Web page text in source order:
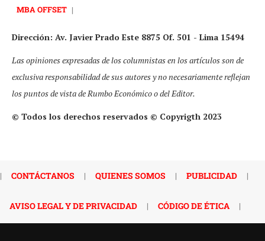
MBA OFFSET |
Dirección: Av. Javier Prado Este 8875 Of. 501 - Lima 15494
Las opiniones expresadas de los columnistas en los artículos son de
exclusiva responsabilidad de sus autores y no necesariamente reflejan
los puntos de vista de Rumbo Económico o del Editor.
© Todos los derechos reservados © Copyrigth 2023
| CONTÁCTANOS | QUIENES SOMOS | PUBLICIDAD |
AVISO LEGAL Y DE PRIVACIDAD | CÓDIGO DE ÉTICA |